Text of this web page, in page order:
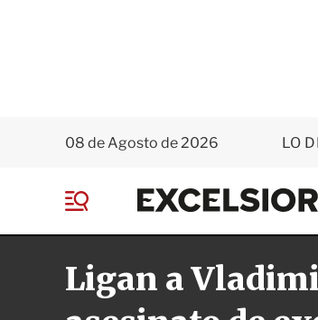
08 de Agosto de 2026 LO
E
x
i
e
ú
Ligan a